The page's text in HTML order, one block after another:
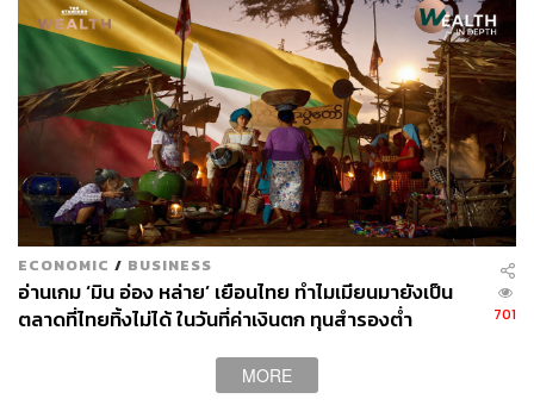
ECONOMIC / BUSINESS
อ่านเกม ‘มิน อ่อง หล่าย’ เยือนไทย ทำไมเมียนมายังเป็น
ตลาดที่ไทยทิ้งไม่ได้ ในวันที่ค่าเงินตก ทุนสำรองต่ำ
701
MORE